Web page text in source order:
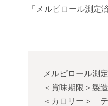
「メルピロール測
メルピロール測
＜賞味期限＞製
＜カロリー＞